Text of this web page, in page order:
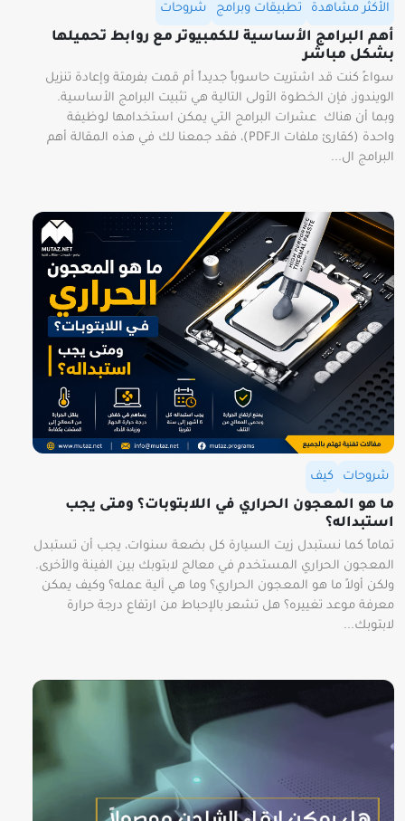
الأكثر مشاهدة تطبيقات وبرامج شروحات
أهم البرامج الأساسية للكمبيوتر مع روابط تحميلها
بشكل مباشر
سواءً كنت قد اشتريت حاسوباً جديداً أم قمت بفرمتة وإعادة تنزيل
الويندوز، فإن الخطوة الأولى التالية هي تثبيت البرامج الأساسية.
وبما أن هناك عشرات البرامج التي يمكن استخدامها لوظيفة
واحدة (كقارئ ملفات الـPDF)، فقد جمعنا لك في هذه المقالة أهم
البرامج ال...
شروحات كيف
ما هو المعجون الحراري في اللابتوبات؟ ومتى يجب
استبداله؟
تماماً كما نستبدل زيت السيارة كل بضعة سنوات، يجب أن تستبدل
المعجون الحراري المستخدم في معالج لابتوبك بين الفينة والأخرى.
ولكن أولاً ما هو المعجون الحراري؟ وما هي آلية عمله؟ وكيف يمكن
معرفة موعد تغييره؟ هل تشعر بالإحباط من ارتفاع درجة حرارة
لابتوبك...